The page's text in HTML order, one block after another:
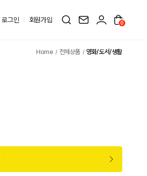
로그인 회원가입 0
전체상품 영화/도서/생활